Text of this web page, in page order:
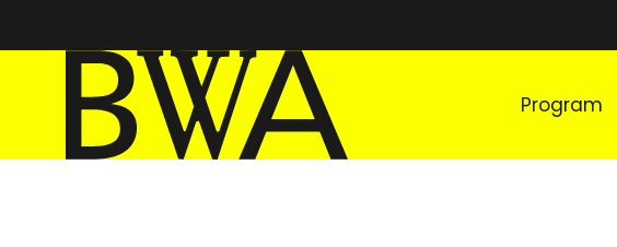
BWA Wrocław
Galerie Sztuki Współczesnej
Program